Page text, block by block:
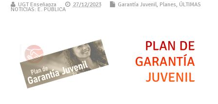
UGT Enseñanza 27/12/2023 Garantía Juvenil, Planes, ÚLTIMAS
NOTICIAS: E. PÚBLICA